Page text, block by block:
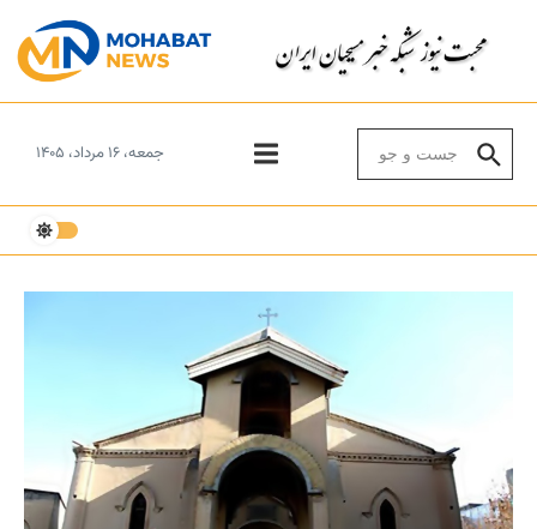
جمعه، ۱۶ مرداد، ۱۴۰۵